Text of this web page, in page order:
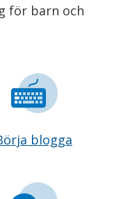
för barn och
blogga